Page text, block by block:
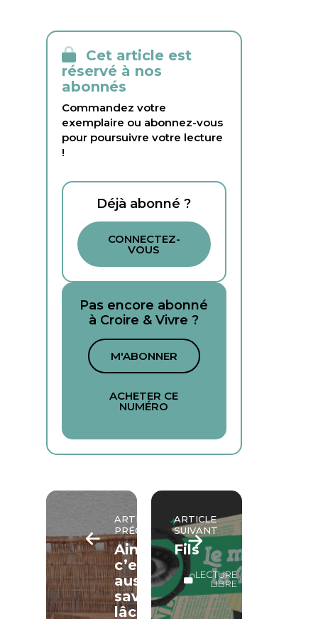
Cet article est
réservé à nos
abonnés
Commandez votre
exemplaire ou abonnez-vous
pour poursuivre votre lecture
!
Déjà abonné ?
CONNECTEZ-
VOUS
Pas encore abonné
à Croire & Vivre ?
M'ABONNER
ACHETER CE
NUMÉRO
ARTICLE
PRÉCÉDENT
Aimer,
c’est
aussi
savoir
lâcher
ARTICLE
SUIVANT
Fils
LECTURE
LIBRE